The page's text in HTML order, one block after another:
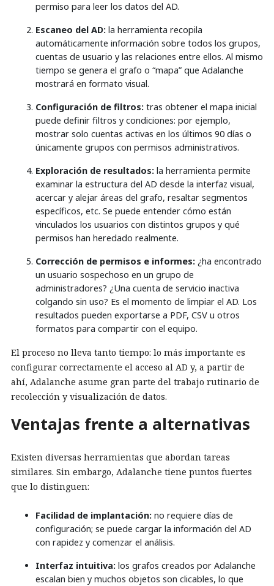
permiso para leer los datos del AD.
Escaneo del AD: la herramienta recopila
automáticamente información sobre todos los grupos,
cuentas de usuario y las relaciones entre ellos. Al mismo
tiempo se genera el grafo o “mapa” que Adalanche
mostrará en formato visual.
Configuración de filtros: tras obtener el mapa inicial
puede definir filtros y condiciones: por ejemplo,
mostrar solo cuentas activas en los últimos 90 días o
únicamente grupos con permisos administrativos.
Exploración de resultados: la herramienta permite
examinar la estructura del AD desde la interfaz visual,
acercar y alejar áreas del grafo, resaltar segmentos
específicos, etc. Se puede entender cómo están
vinculados los usuarios con distintos grupos y qué
permisos han heredado realmente.
Corrección de permisos e informes: ¿ha encontrado
un usuario sospechoso en un grupo de
administradores? ¿Una cuenta de servicio inactiva
colgando sin uso? Es el momento de limpiar el AD. Los
resultados pueden exportarse a PDF, CSV u otros
formatos para compartir con el equipo.
El proceso no lleva tanto tiempo: lo más importante es
configurar correctamente el acceso al AD y, a partir de
ahí, Adalanche asume gran parte del trabajo rutinario de
recolección y visualización de datos.
Ventajas frente a alternativas
Existen diversas herramientas que abordan tareas
similares. Sin embargo, Adalanche tiene puntos fuertes
que lo distinguen:
Facilidad de implantación: no requiere días de
configuración; se puede cargar la información del AD
con rapidez y comenzar el análisis.
Interfaz intuitiva: los grafos creados por Adalanche
escalan bien y muchos objetos son clicables, lo que